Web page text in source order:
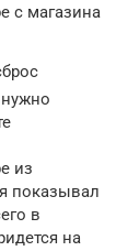
с магазина
нужно
из
показывал
в
на